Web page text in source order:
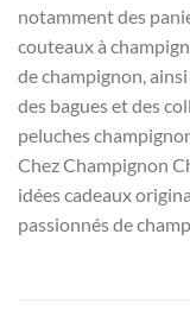
notamment des
couteaux à
de champignon,
des bagues et des
peluches
Chez Champignon
idées cadeaux
passionnés de